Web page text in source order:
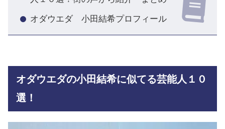
オダウエダ 小田結希プロフィール
オダウエダの小田結希に似てる芸能人１０
選！